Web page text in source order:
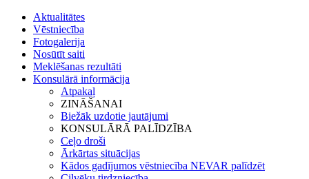
Aktualitātes
Vēstniecība
Fotogalerija
Nosūtīt saiti
Meklēšanas rezultāti
Konsulārā informācija
Atpakaļ
ZINĀŠANAI
Biežāk uzdotie jautājumi
KONSULĀRĀ PALĪDZĪBA
Ceļo droši
Ārkārtas situācijas
Kādos gadījumos vēstniecība NEVAR palīdzēt